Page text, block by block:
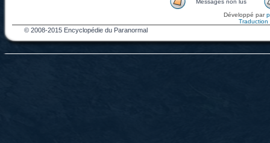
Messages non lus
Développé par
Traduction
© 2008-2015 Encyclopédie du Paranormal